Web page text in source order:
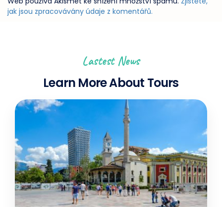
jak jsou zpracovávány údaje z komentářů.
Lastest News
Learn More About Tours